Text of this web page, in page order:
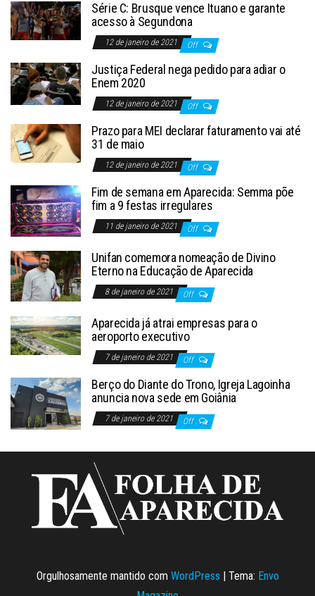
Série C: Brusque vence Ituano e garante
acesso à Segundona
12 de janeiro de 2021 Off
Justiça Federal nega pedido para adiar o
Enem 2020
12 de janeiro de 2021 Off
Prazo para MEI declarar faturamento vai até
31 de maio
12 de janeiro de 2021 Off
Fim de semana em Aparecida: Semma põe
fim a 9 festas irregulares
11 de janeiro de 2021 Off
Unifan comemora nomeação de Divino
Eterno na Educação de Aparecida
8 de janeiro de 2021 Off
Aparecida já atrai empresas para o
aeroporto executivo
7 de janeiro de 2021 Off
Berço do Diante do Trono, Igreja Lagoinha
anuncia nova sede em Goiânia
7 de janeiro de 2021 Off
Orgulhosamente mantido com WordPress | Tema: Envo